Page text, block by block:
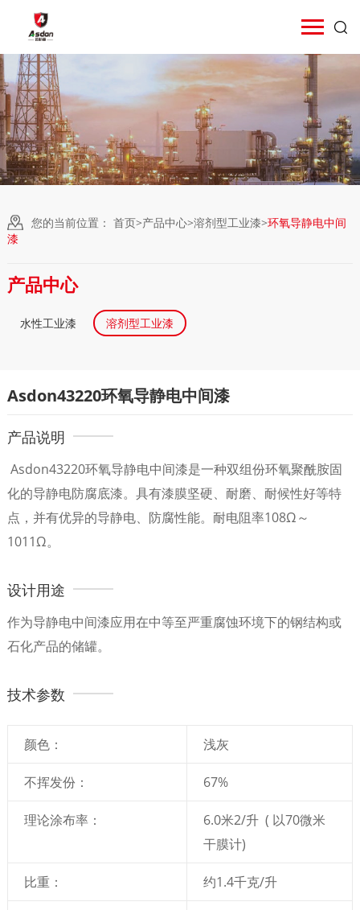
您的当前位置： 首页>产品中心>溶剂型工业漆>环氧导静电中间
漆
产品中心
水性工业漆 溶剂型工业漆
Asdon43220环氧导静电中间漆
产品说明
Asdon43220环氧导静电中间漆是一种双组份环氧聚酰胺固
化的导静电防腐底漆。具有漆膜坚硬、耐磨、耐候性好等特
点，并有优异的导静电、防腐性能。耐电阻率108Ω～
1011Ω。
设计用途
作为导静电中间漆应用在中等至严重腐蚀环境下的钢结构或
石化产品的储罐。
技术参数
颜色： 浅灰
不挥发份： 67%
理论涂布率：
6.0米2/升 ( 以70微米
干膜计)
比重： 约1.4千克/升